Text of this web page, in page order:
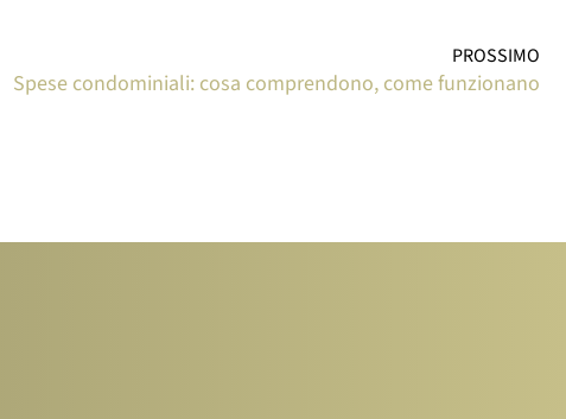
PROSSIMO
Spese condominiali: cosa comprendono, come funzionano